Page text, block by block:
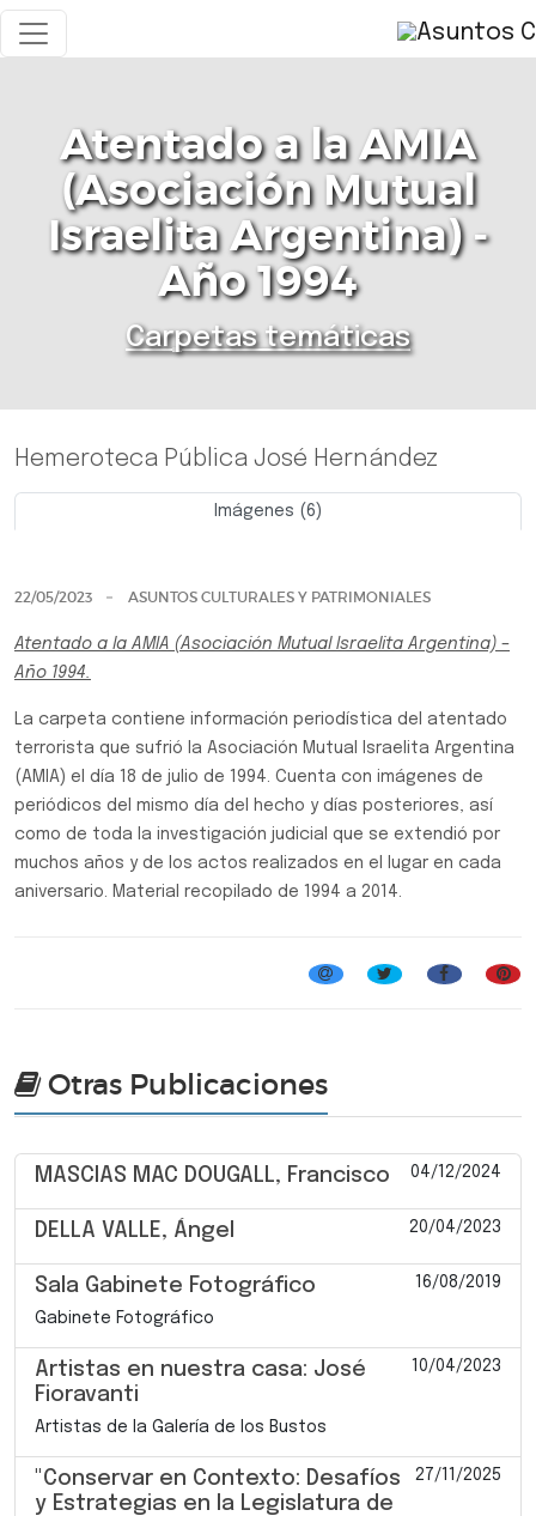
Atentado a la AMIA
(Asociación Mutual
Israelita Argentina) -
Año 1994
Carpetas temáticas
Hemeroteca Pública José Hernández
Imágenes (6)
22/05/2023 ASUNTOS CULTURALES Y PATRIMONIALES
Atentado a la AMIA (Asociación Mutual Israelita Argentina) –
Año 1994.
La carpeta contiene información periodística del atentado
terrorista que sufrió la Asociación Mutual Israelita Argentina
(AMIA) el día 18 de julio de 1994. Cuenta con imágenes de
periódicos del mismo día del hecho y días posteriores, así
como de toda la investigación judicial que se extendió por
muchos años y de los actos realizados en el lugar en cada
aniversario. Material recopilado de 1994 a 2014.
Otras Publicaciones
MASCIAS MAC DOUGALL, Francisco 04/12/2024
DELLA VALLE, Ángel 20/04/2023
Sala Gabinete Fotográfico 16/08/2019
Gabinete Fotográfico
Artistas en nuestra casa: José
Fioravanti
10/04/2023
Artistas de la Galería de los Bustos
"Conservar en Contexto: Desafíos
y Estrategias en la Legislatura de
27/11/2025